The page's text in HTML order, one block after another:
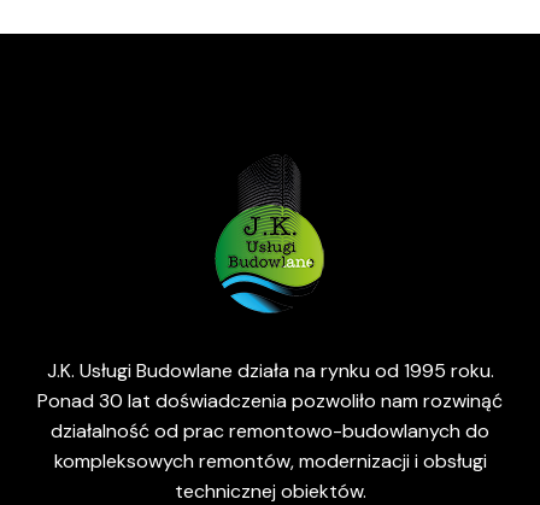
J.K. Usługi Budowlane działa na rynku od 1995 roku.
Ponad 30 lat doświadczenia pozwoliło nam rozwinąć
działalność od prac remontowo-budowlanych do
kompleksowych remontów, modernizacji i obsługi
technicznej obiektów.